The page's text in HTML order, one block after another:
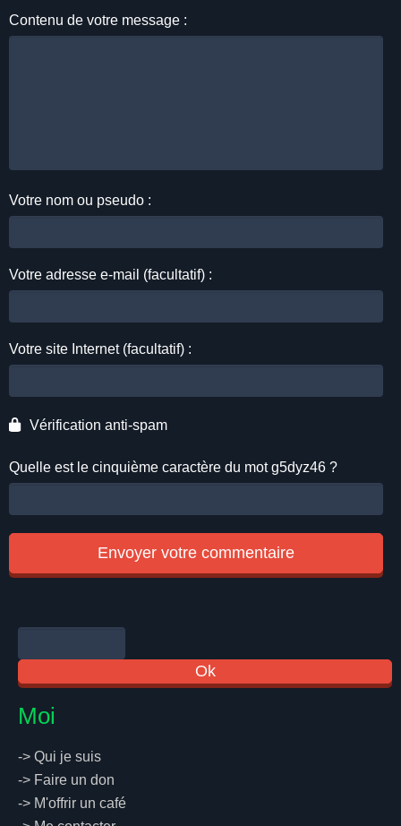
Contenu de votre message :
Votre nom ou pseudo :
Votre adresse e-mail (facultatif) :
Votre site Internet (facultatif) :
Vérification anti-spam
Quelle est le cinquième caractère du motg5dyz46 ?
Moi
-> Qui je suis
-> Faire un don
-> M'offrir un café